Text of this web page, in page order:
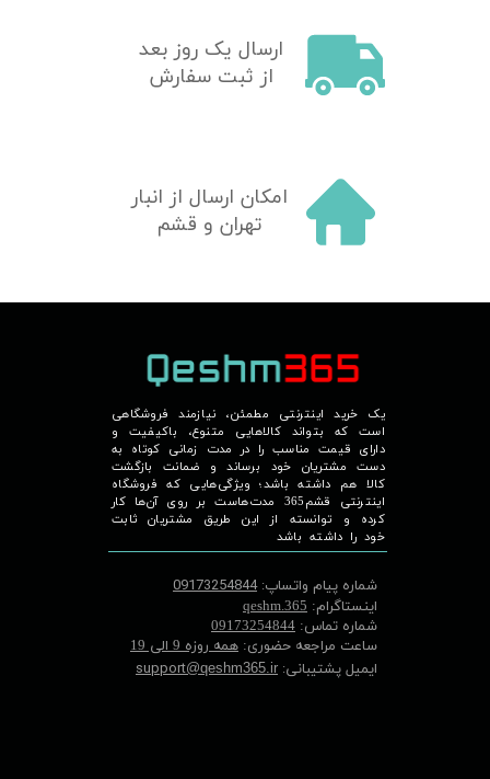
​ارسال یک روز بعد
از ثبت سفارش
امکان ارسال از انبار
تهران و قشم
یک خرید اینترنتی مطمئن، نیازمند فروشگاهی
است که بتواند کالاهایی متنوع، باکیفیت و
دارای قیمت مناسب را در مدت زمانی کوتاه به
دست مشتریان خود برساند و ضمانت بازگشت
کالا هم داشته باشد؛ ویژگی‌هایی که فروشگاه
اینترنتی قشم365 مدت‌هاست بر روی آن‌ها کار
کرده و توانسته از این طریق مشتریان ثابت
خود را داشته باشد
شماره پیام واتساپ:09173254844
اینستاگرام: qeshm.365
شماره تماس: 09173254844
ساعت مراجعه حضوری: همه روزه 9 الی 19
ایمیل پشتیبانی: support@qeshm365.ir